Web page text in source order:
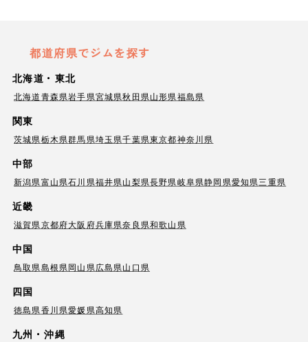
都道府県でジムを探す
北海道・東北
北海道青森県岩手県宮城県秋田県山形県福島県
関東
茨城県栃木県群馬県埼玉県千葉県東京都神奈川県
中部
新潟県富山県石川県福井県山梨県長野県岐阜県静岡県愛知県三重県
近畿
滋賀県京都府大阪府兵庫県奈良県和歌山県
中国
鳥取県島根県岡山県広島県山口県
四国
徳島県香川県愛媛県高知県
九州・沖縄